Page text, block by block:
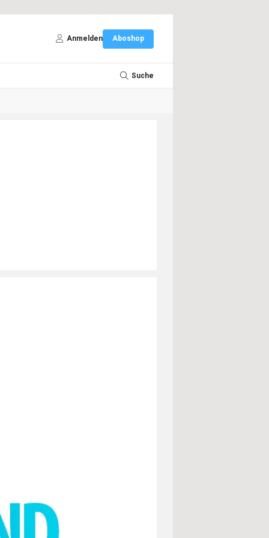
Anmelden Aboshop
Suche